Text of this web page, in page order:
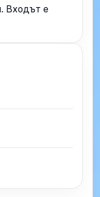
Входът е